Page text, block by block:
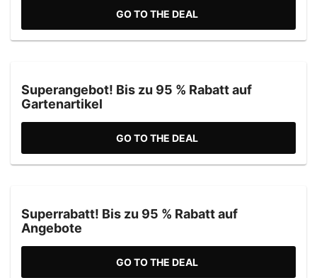
GO TO THE DEAL
Superangebot! Bis zu 95 % Rabatt auf
Gartenartikel
GO TO THE DEAL
Superrabatt! Bis zu 95 % Rabatt auf
Angebote
GO TO THE DEAL